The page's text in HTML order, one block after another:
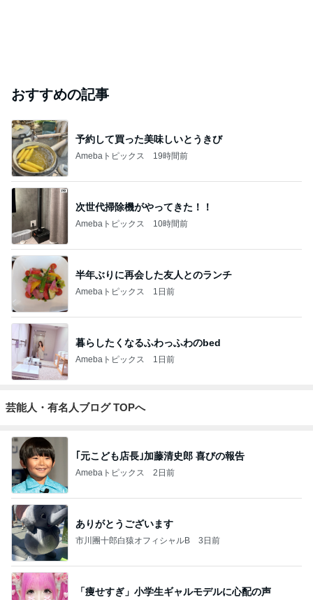
おすすめの記事
予約して買った美味しいとうきび
Amebaトピックス 19時間前
次世代掃除機がやってきた！！
Amebaトピックス 10時間前
半年ぶりに再会した友人とのランチ
Amebaトピックス 1日前
暮らしたくなるふわっふわのbed
Amebaトピックス 1日前
芸能人・有名人ブログ TOPへ
｢元こども店長｣加藤清史郎 喜びの報告
Amebaトピックス 2日前
ありがとうございます
市川團十郎白猿オフィシャルB 3日前
「痩せすぎ」小学生ギャルモデルに心配の声